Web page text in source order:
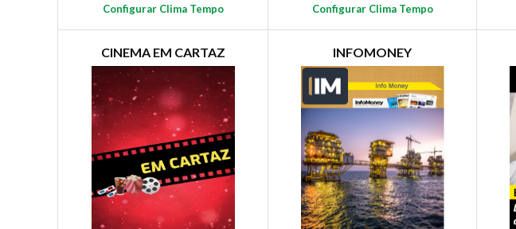
Configurar Clima Tempo
Configurar Clima Tempo
CINEMA EM CARTAZ INFOMONEY